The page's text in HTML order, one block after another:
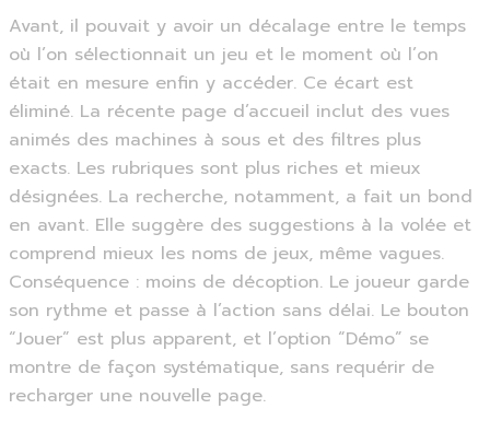
Avant, il pouvait y avoir un décalage entre le temps
où l’on sélectionnait un jeu et le moment où l’on
était en mesure enfin y accéder. Ce écart est
éliminé. La récente page d’accueil inclut des vues
animés des machines à sous et des filtres plus
exacts. Les rubriques sont plus riches et mieux
désignées. La recherche, notamment, a fait un bond
en avant. Elle suggère des suggestions à la volée et
comprend mieux les noms de jeux, même vagues.
Conséquence : moins de décoption. Le joueur garde
son rythme et passe à l’action sans délai. Le bouton
“Jouer” est plus apparent, et l’option “Démo” se
montre de façon systématique, sans requérir de
recharger une nouvelle page.